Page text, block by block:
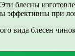
Эти блесны
эффективны при
вида блесен